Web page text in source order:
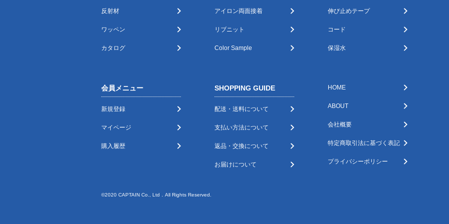
反射材 アイロン両面接着 伸び止めテープ
ワッペン リブニット コード
カタログ Color Sample 保湿水
会員メニュー
新規登録
マイページ
購入履歴
SHOPPING GUIDE
配送・送料について
支払い方法について
返品・交換について
お届けについて
HOME
ABOUT
会社概要
特定商取引法に基づく表記
プライバシーポリシー
©2020 CAPTAIN Co., Ltd．All Rights Reserved.